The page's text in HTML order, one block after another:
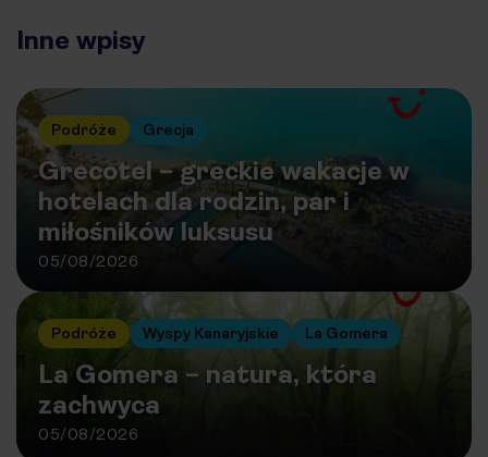
Inne wpisy
Podróże Grecja
Grecotel – greckie wakacje w
hotelach dla rodzin, par i
miłośników luksusu
05/08/2026
Podróże Wyspy Kanaryjskie La Gomera
La Gomera – natura, która
zachwyca
05/08/2026